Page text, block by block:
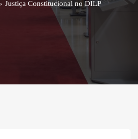
Justiça Constitucional no DILP